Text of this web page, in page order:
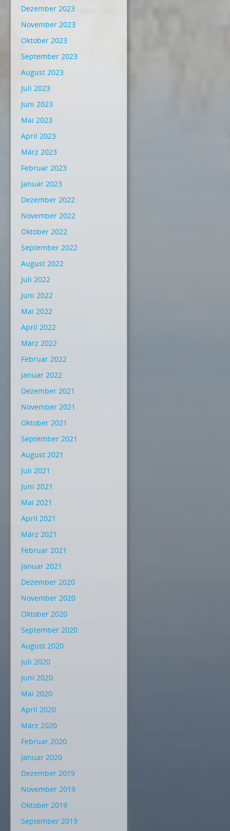
Dezember 2023
November 2023
Oktober 2023
September 2023
August 2023
Juli 2023
Juni 2023
Mai 2023
April 2023
März 2023
Februar 2023
Januar 2023
Dezember 2022
November 2022
Oktober 2022
September 2022
August 2022
Juli 2022
Juni 2022
Mai 2022
April 2022
März 2022
Februar 2022
Januar 2022
Dezember 2021
November 2021
Oktober 2021
September 2021
August 2021
Juli 2021
Juni 2021
Mai 2021
April 2021
März 2021
Februar 2021
Januar 2021
Dezember 2020
November 2020
Oktober 2020
September 2020
August 2020
Juli 2020
Juni 2020
Mai 2020
April 2020
März 2020
Februar 2020
Januar 2020
Dezember 2019
November 2019
Oktober 2019
September 2019